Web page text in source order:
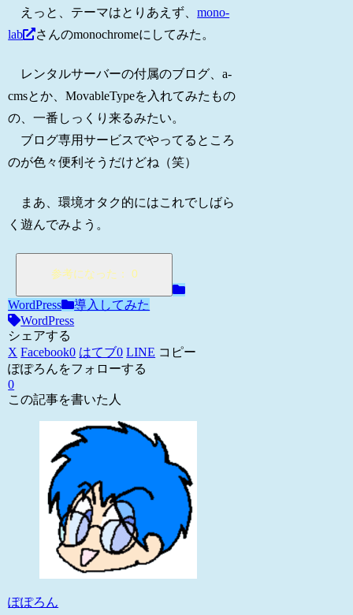
えっと、テーマはとりあえず、mono-
lab
さんのmonochromeにしてみた。
レンタルサーバーの付属のブログ、a-
cmsとか、MovableTypeを入れてみたもの
の、一番しっくり来るみたい。
ブログ専用サービスでやってるところ
のが色々便利そうだけどね（笑）
まあ、環境オタク的にはこれでしばら
く遊んでみよう。
WordPress
導入してみた
WordPress
シェアする
X Facebook0 はてブ0 LINE コピー
ぽぽろんをフォローする
0
この記事を書いた人
ぽぽろん